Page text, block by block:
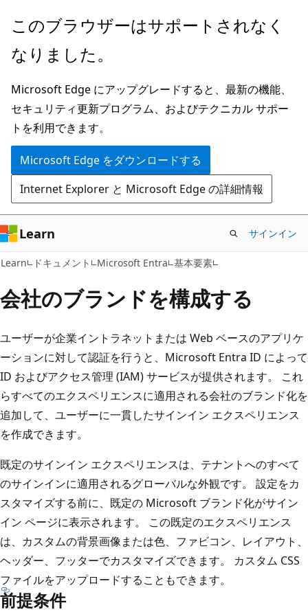
メ
ン
ン
テ
ン
ツ
に
ス
キ
ッ
プ
このブラウザーはサポートされなく
なりました。
Microsoft Edge にアップグレードすると、最新の機能、
セキュリティ更新プログラム、およびテクニカル サポー
トを利用できます。
Microsoft Edge をダウンロードする
Internet Explorer と Microsoft Edge の詳細情報
Learn サインイン
Learn ドキュメント Microsoft Entra 基本要素
会社のブランドを構成する
ユーザーが企業イントラネットまたは Web ベースのアプリケ
ーションに対して認証を行うと、Microsoft Entra ID によって
ID およびアクセス管理 (IAM) サービスが提供されます。 これ
らすべてのエクスペリエンスに適用される会社のブランド化を
追加して、ユーザーに一貫したサインイン エクスペリエンス
を作成できます。
既定のサインイン エクスペリエンスは、テナントへのすべて
のサインインに適用されるグローバルな外観です。 設定をカ
スタマイズする前に、既定の Microsoft ブランド化がサイン
イン ページに表示されます。 この既定のエクスペリエンス
は、カスタムの背景画像または色、ファビコン、レイアウト、
ヘッダー、フッターでカスタマイズできます。 カスタム CSS
ファイルをアップロードすることもできます。
前提条件